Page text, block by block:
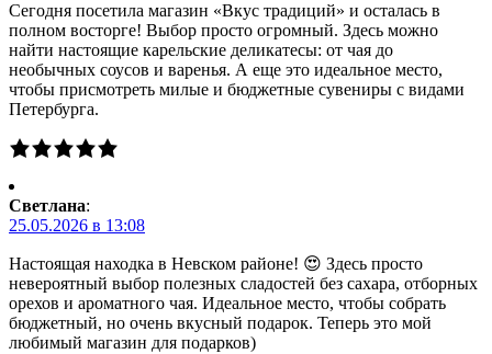
Сегодня посетила магазин «Вкус традиций» и осталась в
полном восторге! Выбор просто огромный. Здесь можно
найти настоящие карельские деликатесы: от чая до
необычных соусов и варенья. А еще это идеальное место,
чтобы присмотреть милые и бюджетные сувениры с видами
Петербурга.
Светлана:
25.05.2026 в 13:08
Настоящая находка в Невском районе! 😍 Здесь просто
невероятный выбор полезных сладостей без сахара, отборных
орехов и ароматного чая. Идеальное место, чтобы собрать
бюджетный, но очень вкусный подарок. Теперь это мой
любимый магазин для подарков)